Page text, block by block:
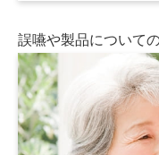
誤嚥や製品について